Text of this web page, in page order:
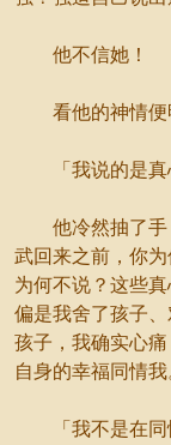
他不信她！
看他的神情便
「我说的是真
他冷然抽了手
武回来之前，你
为何不说？这些
偏是我舍了孩子
孩子，我确实心
自身的幸福同情我
「我不是在同